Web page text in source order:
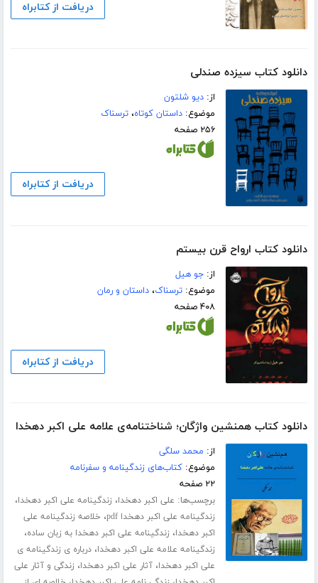
دریافت از کتابراه
دانلود کتاب سیزده صندلی
از:دیو شلتون
موضوع:داستان کوتاه،ترسناک
۲۵۶ صفحه
دریافت از کتابراه
دانلود کتاب ارواح قرن بیستم
از:جو ھیل
موضوع:ترسناک،داستان و رمان
۴۰۸ صفحه
دریافت از کتابراه
دانلود کتاب همنشین واژگان؛ شناختنامه‌ی علامه علی اکبر دهخدا
از: محمد سلگی
موضوع:کتاب‌های زندگینامه و سفرنامه
۲۲ صفحه
برچسب‌ها: علی اکبر دهخدا، زندگینامه علی اکبر دهخدا،
زندگینامه علی اکبر دهخدا pdf ، خلاصه زندگینامه علی
اکبر دهخدا، زندگینامه علی اکبر دهخدا به زبان ساده،
زندگینامه علامه علی اکبر دهخدا،درباره ی زندگینامه ی
علی اکبر دهخدا،آثار علی اکبر دهخدا، زندگی و آثار علی